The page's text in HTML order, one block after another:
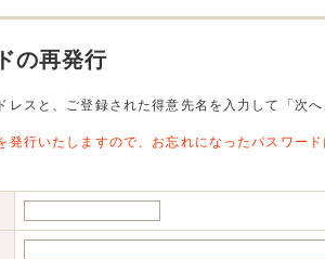
の再発行
レスと、ご登録された得意先名を入力して「次
発行いたしますので、お忘れになったパスワー